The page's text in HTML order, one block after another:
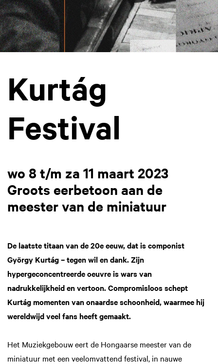
Kurtág
Festival
wo 8 t/m za 11 maart 2023
Groots eerbetoon aan de
meester van de miniatuur
De laatste titaan van de 20e eeuw, dat is componist
György Kurtág – tegen wil en dank. Zijn
hypergeconcentreerde oeuvre is wars van
nadrukkelijkheid en vertoon. Compromisloos schept
Kurtág momenten van onaardse schoonheid, waarmee hij
wereldwijd veel fans heeft gemaakt.
Het Muziekgebouw eert de Hongaarse meester van de
miniatuur met een veelomvattend festival, in nauwe